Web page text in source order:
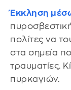
Έκκληση
πολίτες να
στα σημεία
τραυματίες.
πυρκαγιών.